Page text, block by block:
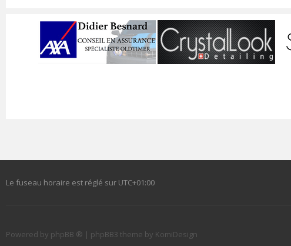
Le fuseau horaire est réglé sur UTC+01:00
Powered by phpBB ® | phpBB3 theme by KomiDesign